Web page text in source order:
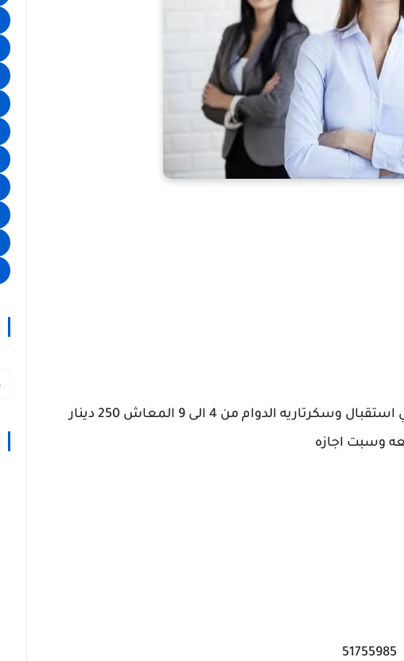
مطلوب سكرتيره مصريه فقط لشركه في حولي استقبال وسكرتاريه الدوام من 4 الى 9 المعاش 250 دينار
وسبت اجازه
51755985